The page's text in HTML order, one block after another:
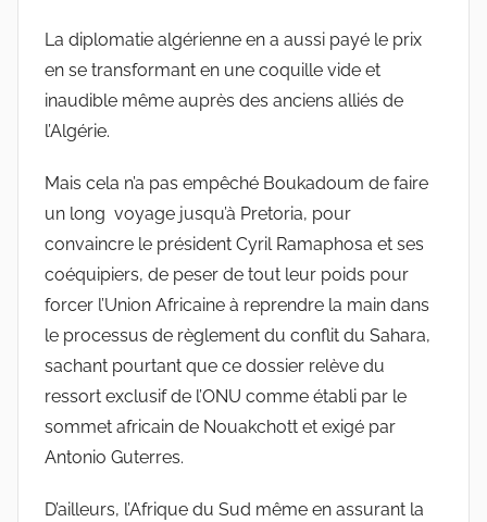
La diplomatie algérienne en a aussi payé le prix
en se transformant en une coquille vide et
inaudible même auprès des anciens alliés de
l’Algérie.
Mais cela n’a pas empêché Boukadoum de faire
un long voyage jusqu’à Pretoria, pour
convaincre le président Cyril Ramaphosa et ses
coéquipiers, de peser de tout leur poids pour
forcer l’Union Africaine à reprendre la main dans
le processus de règlement du conflit du Sahara,
sachant pourtant que ce dossier relève du
ressort exclusif de l’ONU comme établi par le
sommet africain de Nouakchott et exigé par
Antonio Guterres.
D’ailleurs, l’Afrique du Sud même en assurant la